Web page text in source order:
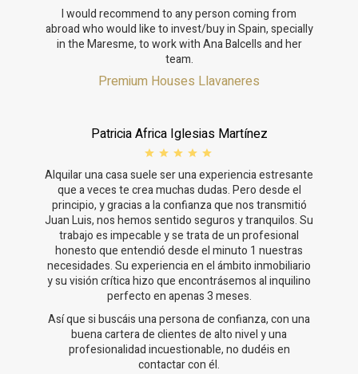
I would recommend to any person coming from
abroad who would like to invest/buy in Spain, specially
in the Maresme, to work with Ana Balcells and her
team.
Premium Houses Llavaneres
Patricia Africa Iglesias Martínez
Alquilar una casa suele ser una experiencia estresante
que a veces te crea muchas dudas. Pero desde el
principio, y gracias a la confianza que nos transmitió
Juan Luis, nos hemos sentido seguros y tranquilos. Su
trabajo es impecable y se trata de un profesional
honesto que entendió desde el minuto 1 nuestras
necesidades. Su experiencia en el ámbito inmobiliario
y su visión crítica hizo que encontrásemos al inquilino
perfecto en apenas 3 meses.
Así que si buscáis una persona de confianza, con una
buena cartera de clientes de alto nivel y una
profesionalidad incuestionable, no dudéis en
contactar con él.